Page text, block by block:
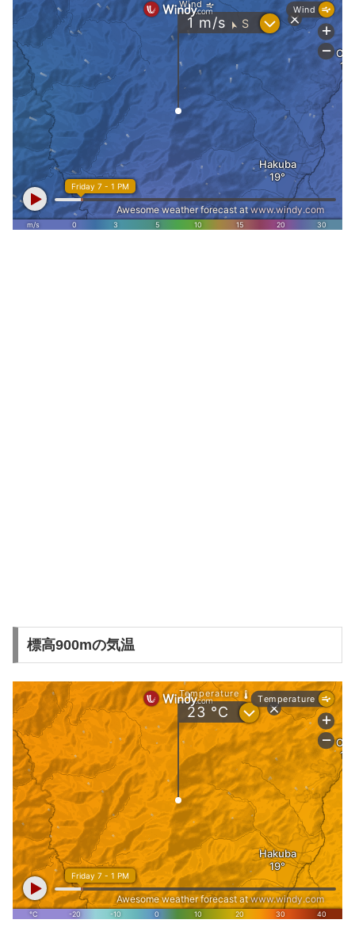
標高900mの気温